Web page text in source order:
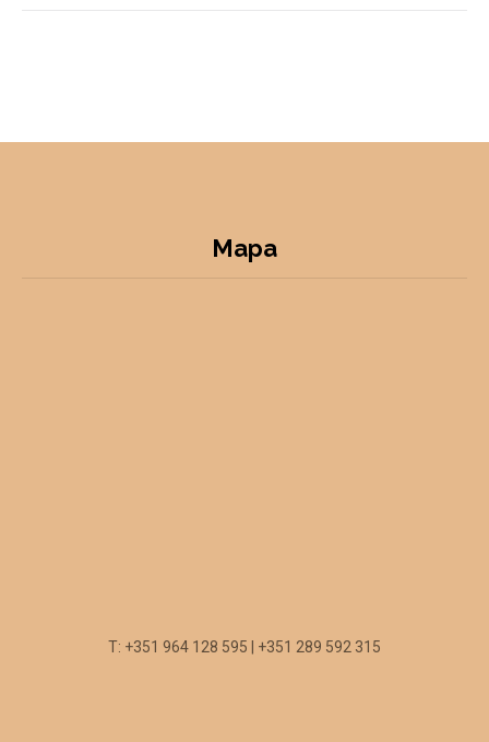
Mapa
T: +351 964 128 595 | +351 289 592 315